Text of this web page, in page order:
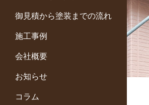
御見積から塗装までの流れ
施工事例
会社概要
お知らせ
コラム